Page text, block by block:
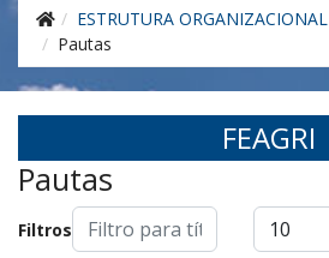
ESTRUTURA ORGANIZACIONAL
Pautas
FEAGRI
Pautas
FiltrosFiltro para título Exibir #